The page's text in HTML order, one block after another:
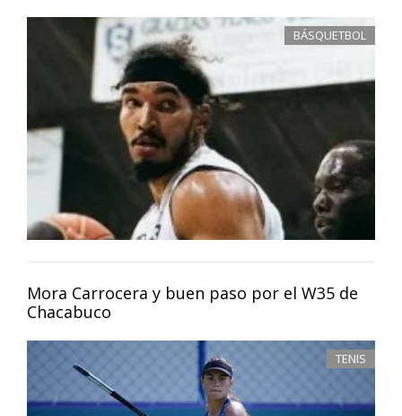
BÁSQUETBOL
Mora Carrocera y buen paso por el W35 de
Chacabuco
TENIS